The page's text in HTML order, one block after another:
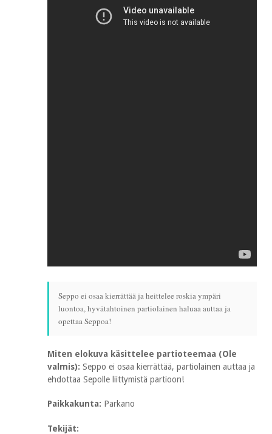
Seppo ei osaa kierrättää ja heittelee roskia ympäri
luontoa, hyvätahtoinen partiolainen haluaa auttaa ja
opettaa Seppoa!
Miten elokuva käsittelee partioteemaa (Ole
valmis): Seppo ei osaa kierrättää, partiolainen auttaa ja
ehdottaa Sepolle liittymistä partioon!
Paikkakunta: Parkano
Tekijät: